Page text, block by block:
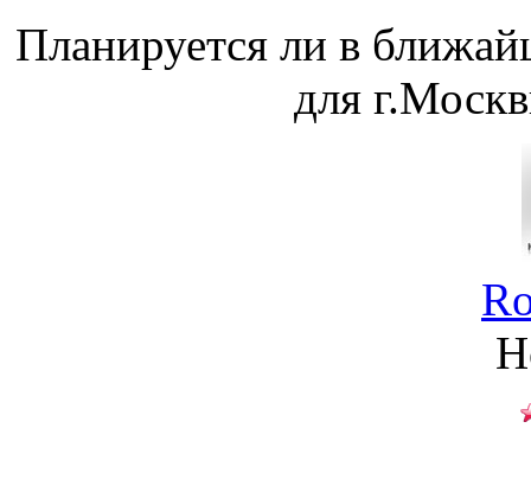
Планируется ли в
для